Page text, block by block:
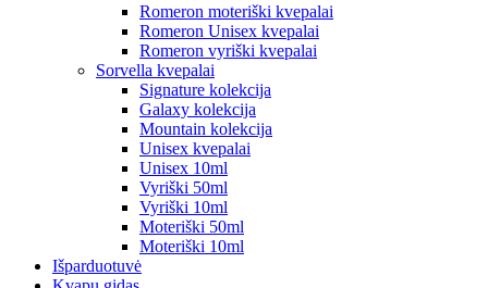
Romeron moteriški kvepalai
Romeron Unisex kvepalai
Romeron vyriški kvepalai
Sorvella kvepalai
Signature kolekcija
Galaxy kolekcija
Mountain kolekcija
Unisex kvepalai
Unisex 10ml
Vyriški 50ml
Vyriški 10ml
Moteriški 50ml
Moteriški 10ml
Išparduotuvė